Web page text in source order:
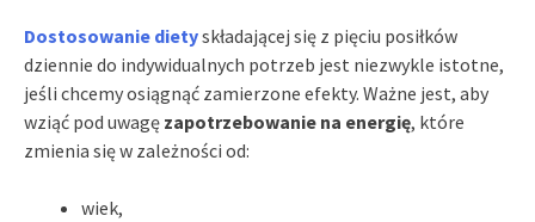
Dostosowanie dietyskładającej się z pięciu posiłków
dziennie do indywidualnych potrzeb jest niezwykle istotne,
jeśli chcemy osiągnąć zamierzone efekty. Ważne jest, aby
wziąć pod uwagę zapotrzebowanie na energię, które
zmienia się w zależności od:
wiek,